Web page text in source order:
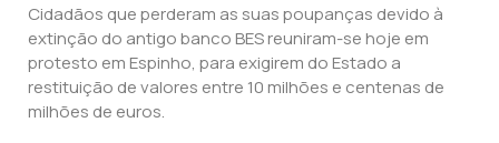
Cidadãos que perderam as suas poupanças devido à
extinção do antigo banco BES reuniram-se hoje em
protesto em Espinho, para exigirem do Estado a
restituição de valores entre 10 milhões e centenas de
milhões de euros.